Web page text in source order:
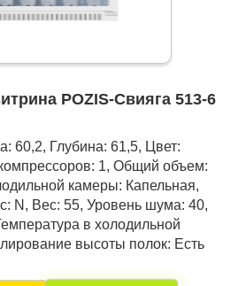
POZIS-Свияга 513-6
60,2, Глубина: 61,5, Цвет:
1, Общий объем:
камеры: Капельная,
N, Вес: 55, Уровень шума: 40,
в холодильной
высоты полок: Есть